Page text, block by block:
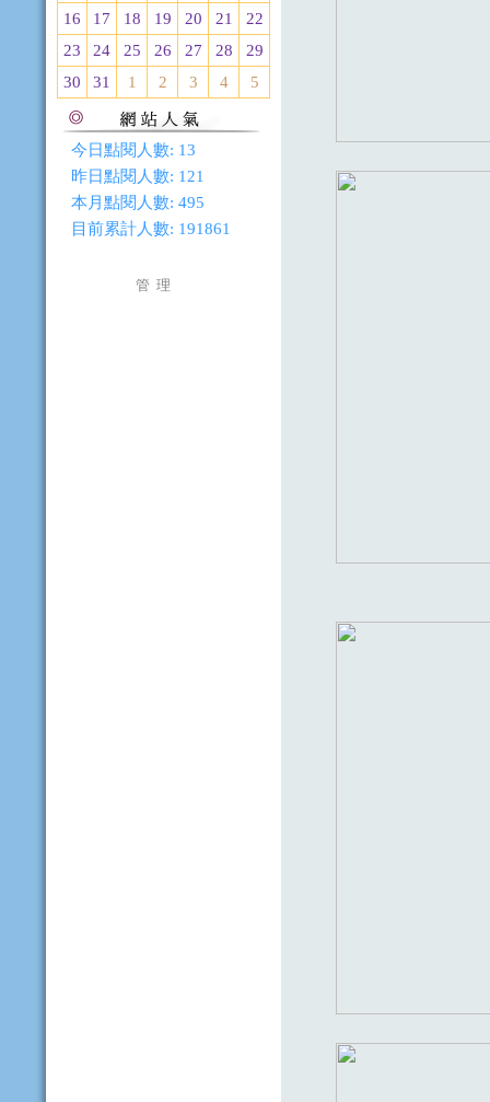
16
17 18 19 20 21
22
23
24 25 26 27 28
29
30
31 1 2 3 4 5
今日點閱人數: 13
昨日點閱人數: 121
本月點閱人數: 495
目前累計人數: 191861
管 理